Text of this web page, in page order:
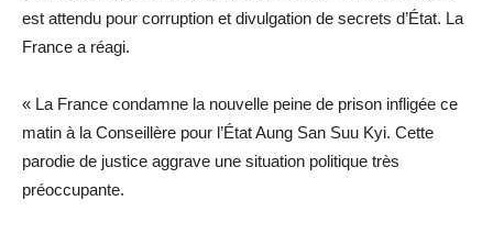
est attendu pour corruption et divulgation de secrets d’État. La
France a réagi.
« La France condamne la nouvelle peine de prison infligée ce
matin à la Conseillère pour l’État Aung San Suu Kyi. Cette
parodie de justice aggrave une situation politique très
préoccupante.